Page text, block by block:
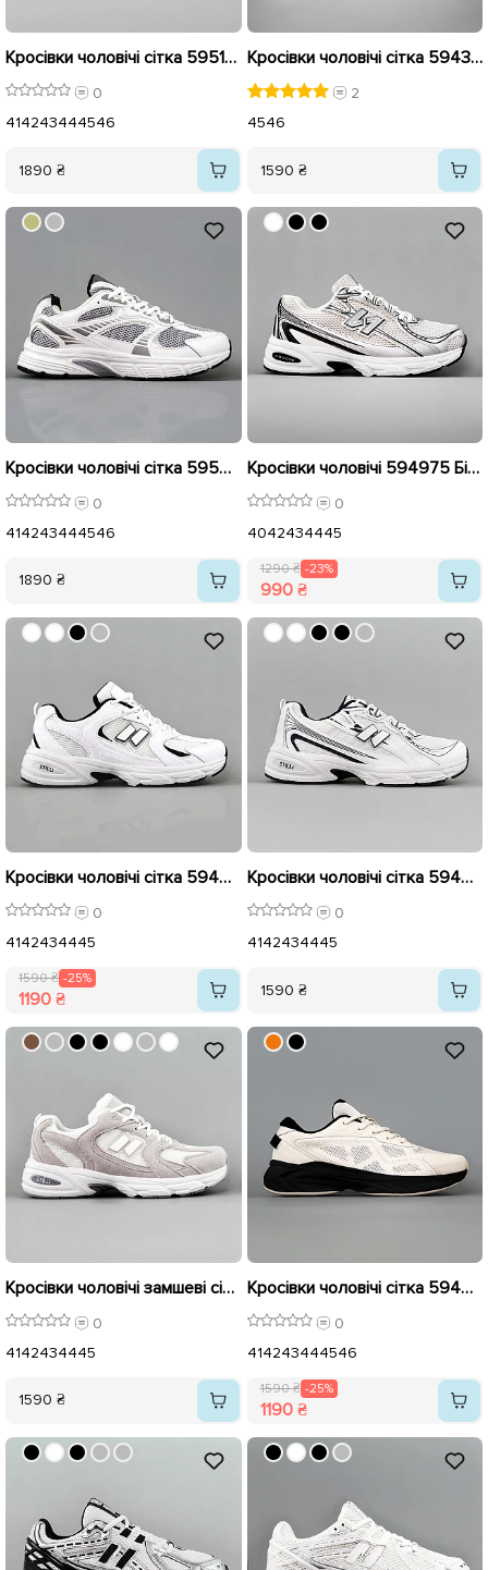
Кросівки чоловічі сітка 595124 Білі
0
414243444546
1890 ₴
Кросівки чоловічі сітка 594396 Білі
2
4546
1590 ₴
Кросівки чоловічі сітка 595077 Білі
0
414243444546
1890 ₴
Кросівки чоловічі 594975 Білі сріблясті розпродаж
0
4042434445
1290 ₴ -23%
990 ₴
Кросівки чоловічі сітка 594968 Білі розпродаж
0
4142434445
1590 ₴ -25%
1190 ₴
Кросівки чоловічі сітка 594972 Білі з синім
0
4142434445
1590 ₴
Кросівки чоловічі замшеві сітка 594973 Білі
0
4142434445
1590 ₴
Кросівки чоловічі сітка 594644 Білі розпродаж
0
414243444546
1590 ₴ -25%
1190 ₴